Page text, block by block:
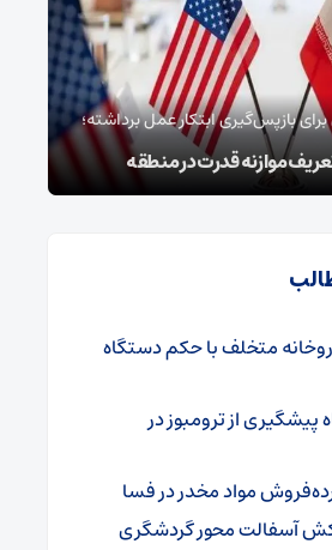
بازپس‌گیری ابتکار عمل برداشته؛
موازنه قدرت در منطقه
متخلف با حکم دستگاه
از ترومبوز در
آسفالت محور گردشگری